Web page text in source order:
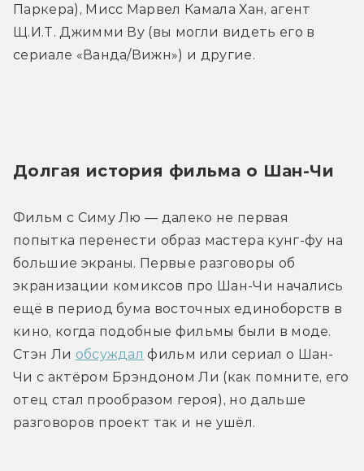
Паркера), Мисс Марвел Камала Хан, агент
Щ.И.Т. Джимми Ву (вы могли видеть его в
сериале «Ванда/Вижн») и другие.
Долгая история фильма о Шан-Чи
Фильм с Симу Лю — далеко не первая
попытка перенести образ мастера кунг-фу на
большие экраны. Первые разговоры об
экранизации комиксов про Шан-Чи начались
ещё в период бума восточных единоборств в
кино, когда подобные фильмы были в моде.
Стэн Ли обсуждал фильм или сериал о Шан-
Чи с актёром Брэндоном Ли (как помните, его
отец стал прообразом героя), но дальше
разговоров проект так и не ушёл.